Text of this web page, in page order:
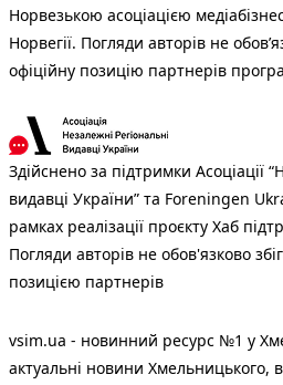
Норвезькою асоціацією
Норвегії. Погляди авторів не
офіційну позицію партнерів
Здійснено за підтримки Асоціації
видавці України” та Foreningen
рамках реалізації проєкту Хаб
Погляди авторів не обов'язково
позицією партнерів
vsim.ua - новинний ресурс №1 у
актуальні новини Хмельницького,